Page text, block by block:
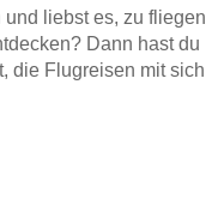
liebst es, zu fliegen
Dann hast du
die Flugreisen mit sich